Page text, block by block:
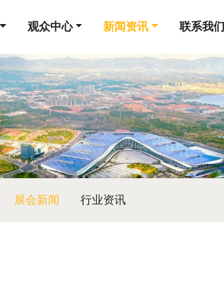
观众中心 新闻资讯 联系我们
展会新闻 行业资讯